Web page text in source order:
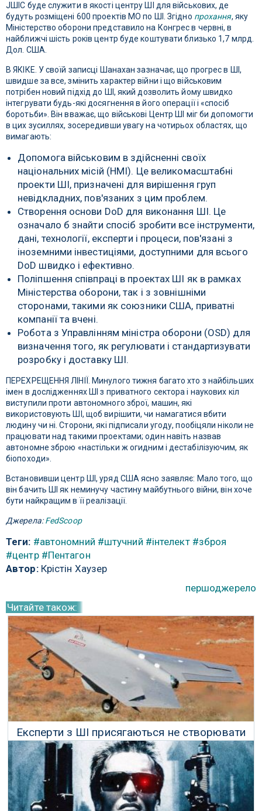
JШІC буде служити в якості центру ШІ для військових, де
будуть розміщені 600 проектів МО по ШІ. Згідно прохання, яку
Міністерство оборони представило на Конгрес в червні, в
найближчі шість років центр буде коштувати близько 1,7 млрд.
Дол. США.
В ЯКІКЕ. У своїй записці Шанахан зазначає, що прогрес в ШІ,
швидше за все, змінить характер війни і що військовим
потрібен новий підхід до ШІ, який дозволить йому швидко
інтегрувати будь-які досягнення в його операції і «спосіб
боротьби». Він вважає, що військові Центр ШІ міг би допомогти
в цих зусиллях, зосередивши увагу на чотирьох областях, що
вимагають:
Допомога військовим в здійсненні своїх
національних місій (НМІ). Це великомасштабні
проекти ШІ, призначені для вирішення груп
невідкладних, пов'язаних з цим проблем.
Створення основи DoD для виконання ШІ. Це
означало б знайти спосіб зробити все інструменти,
дані, технології, експерти і процеси, пов'язані з
іноземними інвестиціями, доступними для всього
DoD швидко і ефективно.
Поліпшення співпраці в проектах ШІ як в рамках
Міністерства оборони, так і з зовнішніми
сторонами, такими як союзники США, приватні
компанії та вчені.
Робота з Управлінням міністра оборони (OSD) для
визначення того, як регулювати і стандартизувати
розробку і доставку ШІ.
ПЕРЕХРЕЩЕННЯ ЛІНІЇ. Минулого тижня багато хто з найбільших
імен в дослідженнях ШІ з приватного сектора і наукових кіл
виступили проти автономного зброї, машин, які
використовують ШІ, щоб вирішити, чи намагатися вбити
людину чи ні. Сторони, які підписали угоду, пообіцяли ніколи не
працювати над такими проектами; один навіть назвав
автономне зброю «настільки ж огидним і дестабілізуючим, як
біопоходи».
Встановивши центр ШІ, уряд США ясно заявляє: Мало того, що
він бачить ШІ як неминучу частину майбутнього війни, він хоче
бути найкращим в її реалізації.
Джерела:FedScoop
Теги: #автономний #штучний #інтелект #зброя
#центр #Пентагон
Автор:Крістін Хаузер
першоджерело
Читайте також:
Експерти з ШІ присягаються не створювати
летальну автономну зброю
20 Липня 2018 р.